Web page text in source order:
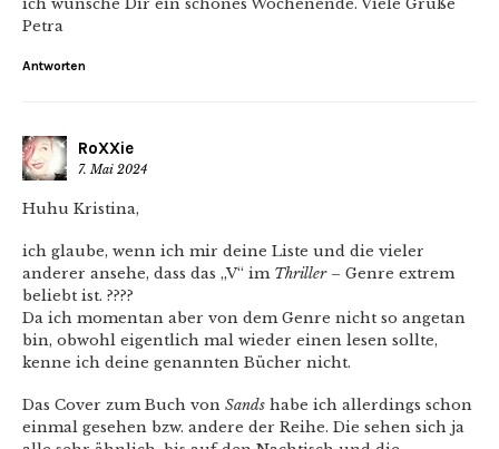
ich wünsche Dir ein schönes Wochenende. Viele Grüße
Petra
Antworten
RoXXie
7. Mai 2024
Huhu Kristina,
ich glaube, wenn ich mir deine Liste und die vieler
anderer ansehe, dass das „V“ im Thriller– Genre extrem
beliebt ist. ????
Da ich momentan aber von dem Genre nicht so angetan
bin, obwohl eigentlich mal wieder einen lesen sollte,
kenne ich deine genannten Bücher nicht.
Das Cover zum Buch von Sands habe ich allerdings schon
einmal gesehen bzw. andere der Reihe. Die sehen sich ja